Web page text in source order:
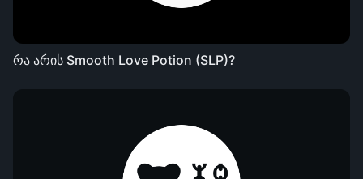
რა არის Smooth Love Potion (SLP)?